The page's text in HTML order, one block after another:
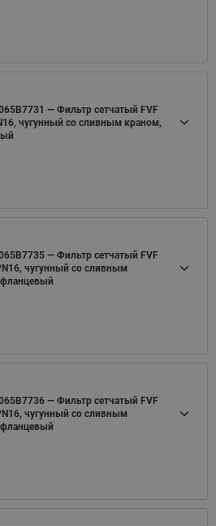
— Фильтр сетчатый FVF
чугунный со сливным краном,
— Фильтр сетчатый FVF
чугунный со сливным
— Фильтр сетчатый FVF
чугунный со сливным